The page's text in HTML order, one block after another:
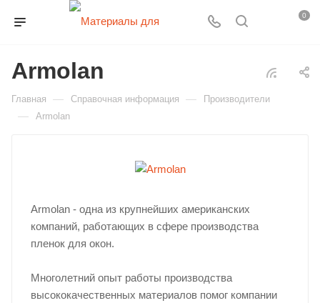
0
Armolan
Главная — Справочная информация — Производители
— Armolan
Armolan - одна из крупнейших американских
компаний, работающих в сфере производства
пленок для окон.
Многолетний опыт работы производства
высококачественных материалов помог компании